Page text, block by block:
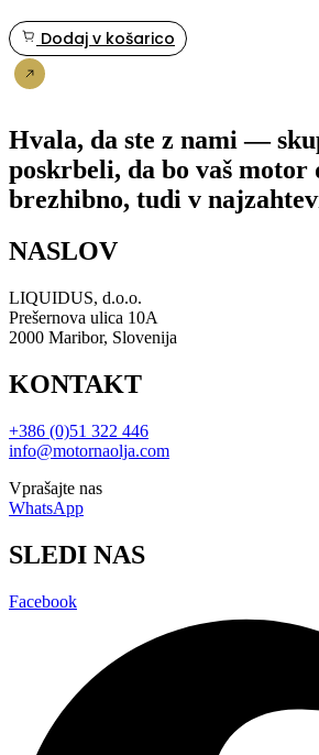
Dodaj v košarico
Hvala, da ste z nami —
poskrbeli, da bo vaš motor
brezhibno, tudi v
NASLOV
LIQUIDUS, d.o.o.
Prešernova ulica 10A
2000 Maribor, Slovenija
KONTAKT
+386 (0)51 322 446
info@motornaolja.com
Vprašajte nas
WhatsApp
SLEDI NAS
Facebook